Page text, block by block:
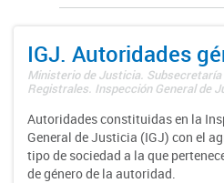
IGJ. Autoridades
Ministerio de Justicia. Subsecretaría
Registrales. Inspección General de
Autoridades constituidas en la
General de Justicia (IGJ) con el
tipo de sociedad a la que
de género de la autoridad.